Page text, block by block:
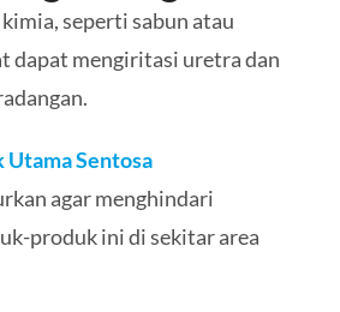
seperti sabun atau
dapat mengiritasi uretra dan
Sentosa
agar menghindari
produk ini di sekitar area